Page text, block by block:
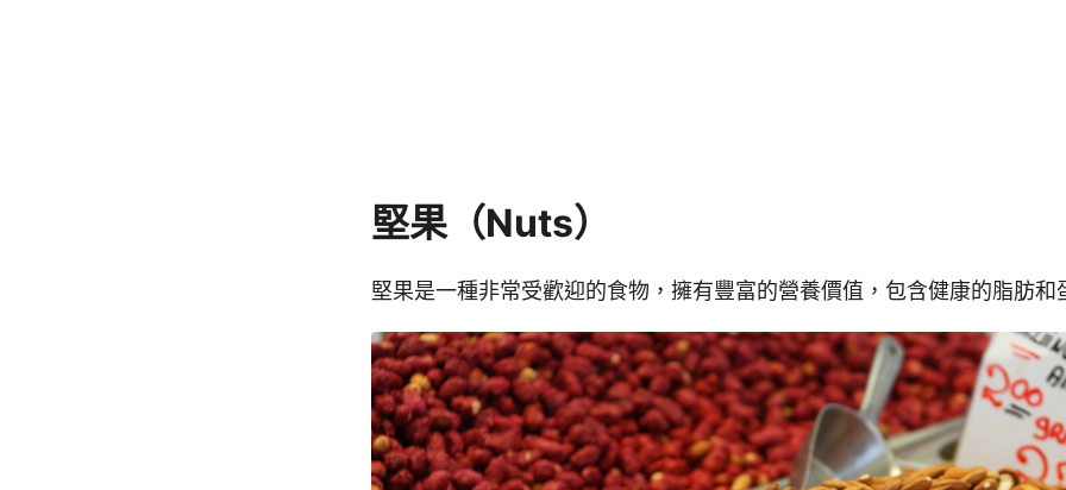
堅果（Nuts）
堅果是一種非常受歡迎的食物，擁有豐富的營養價值，包含健康的脂肪和